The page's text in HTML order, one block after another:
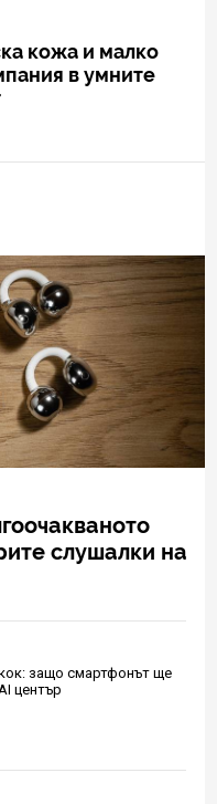
кожа и малко
в умните
слушалки на
защо смартфонът ще
център